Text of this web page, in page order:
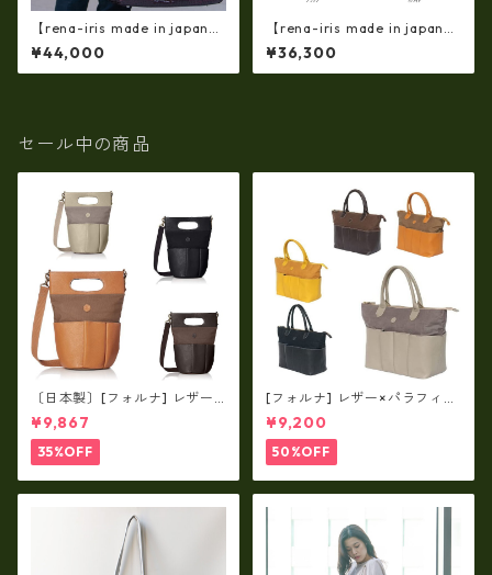
【rena-iris made in japan】
【日本製】牛革エナメルクロ
コ 軽量ラージサイズ・トート
バッグ ir-669
¥44,000
【rena-iris made in japan】
【日本製】牛革エナメルクロ
コ 軽量ラージサイズ・トート
バッグ ir-674
¥36,300
セール中の商品
〔日本製〕[フォルナ] レザー×
パラフィン筒型2way シュリン
クレザー×79Aパラフィン fo
-259630
¥9,867
35%OFF
[フォルナ] レザー×パラフィン
筒型2way シュリンクレザー×
79Aパラフィン トートL fo-2
59632
¥9,200
50%OFF